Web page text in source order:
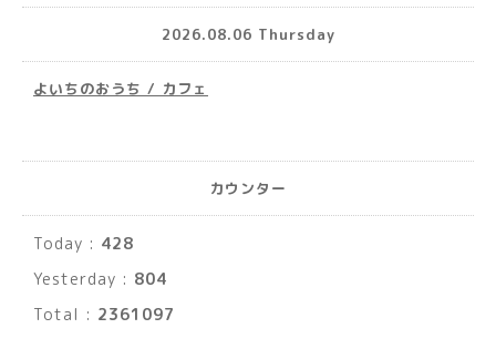
2026.08.06 Thursday
よいちのおうち / カフェ
カウンター
Today : 428
Yesterday : 804
Total : 2361097